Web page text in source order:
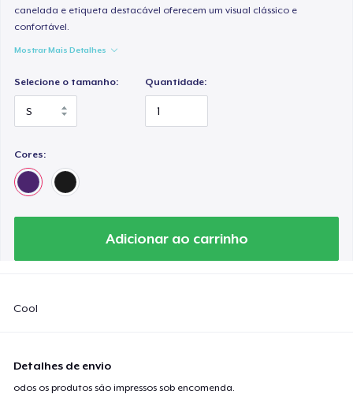
canelada e etiqueta destacável oferecem um visual clássico e
confortável.
Mostrar Mais Detalhes
Selecione o tamanho: Quantidade:
Cores:
Adicionar ao carrinho
Cool
Detalhes de envio
odos os produtos são impressos sob encomenda.